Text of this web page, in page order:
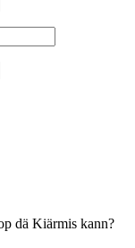
dä Kiärmis kann?